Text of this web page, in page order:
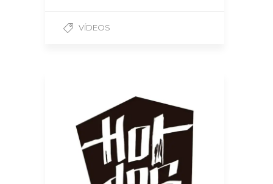
VÍDEOS